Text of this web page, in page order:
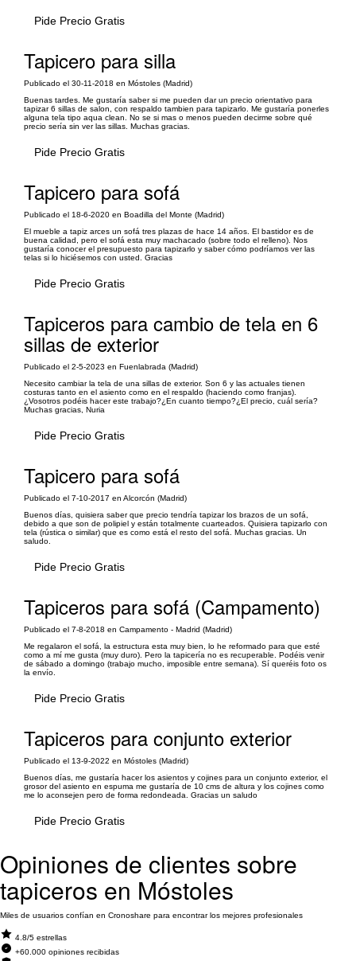
Pide Precio Gratis
Tapicero para silla
Publicado el 30-11-2018 en Móstoles (Madrid)
Buenas tardes. Me gustaría saber si me pueden dar un precio orientativo para
tapizar 6 sillas de salon, con respaldo tambien para tapizarlo. Me gustaría ponerles
alguna tela tipo aqua clean. No se si mas o menos pueden decirme sobre qué
precio sería sin ver las sillas. Muchas gracias.
Pide Precio Gratis
Tapicero para sofá
Publicado el 18-6-2020 en Boadilla del Monte (Madrid)
El mueble a tapiz arces un sofá tres plazas de hace 14 años. El bastidor es de
buena calidad, pero el sofá esta muy machacado (sobre todo el relleno). Nos
gustaría conocer el presupuesto para tapizarlo y saber cómo podríamos ver las
telas si lo hiciésemos con usted. Gracias
Pide Precio Gratis
Tapiceros para cambio de tela en 6
sillas de exterior
Publicado el 2-5-2023 en Fuenlabrada (Madrid)
Necesito cambiar la tela de una sillas de exterior. Son 6 y las actuales tienen
costuras tanto en el asiento como en el respaldo (haciendo como franjas).
¿Vosotros podéis hacer este trabajo?¿En cuanto tiempo?¿El precio, cuál sería?
Muchas gracias, Nuria
Pide Precio Gratis
Tapicero para sofá
Publicado el 7-10-2017 en Alcorcón (Madrid)
Buenos días, quisiera saber que precio tendría tapizar los brazos de un sofá,
debido a que son de polipiel y están totalmente cuarteados. Quisiera tapizarlo con
tela (rústica o similar) que es como está el resto del sofá. Muchas gracias. Un
saludo.
Pide Precio Gratis
Tapiceros para sofá (Campamento)
Publicado el 7-8-2018 en Campamento - Madrid (Madrid)
Me regalaron el sofá, la estructura esta muy bien, lo he reformado para que esté
como a mí me gusta (muy duro). Pero la tapicería no es recuperable. Podéis venir
de sábado a domingo (trabajo mucho, imposible entre semana). Sí queréis foto os
la envío.
Pide Precio Gratis
Tapiceros para conjunto exterior
Publicado el 13-9-2022 en Móstoles (Madrid)
Buenos días, me gustaría hacer los asientos y cojines para un conjunto exterior, el
grosor del asiento en espuma me gustaría de 10 cms de altura y los cojines como
me lo aconsejen pero de forma redondeada. Gracias un saludo
Pide Precio Gratis
Opiniones de clientes sobre
tapiceros en Móstoles
Miles de usuarios confían en Cronoshare para encontrar los mejores profesionales
4.8/5 estrellas
+60.000 opiniones recibidas